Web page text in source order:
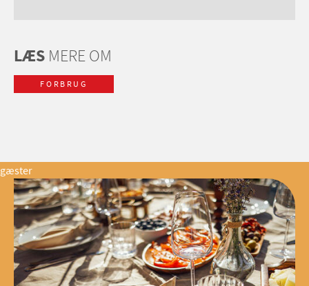
LÆS MERE OM
FORBRUG
gæster